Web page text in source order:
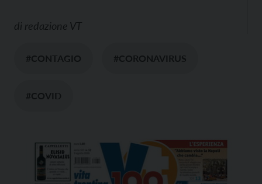
di redazione VT
#CONTAGIO #CORONAVIRUS
#COVID